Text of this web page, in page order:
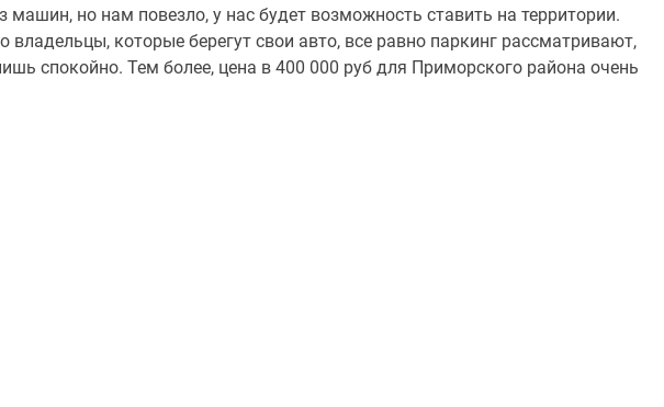
машин, но нам повезло, у нас будет возможность ставить на территории.
владельцы, которые берегут свои авто, все равно паркинг рассматривают,
спокойно. Тем более, цена в 400 000 руб для Приморского района очень